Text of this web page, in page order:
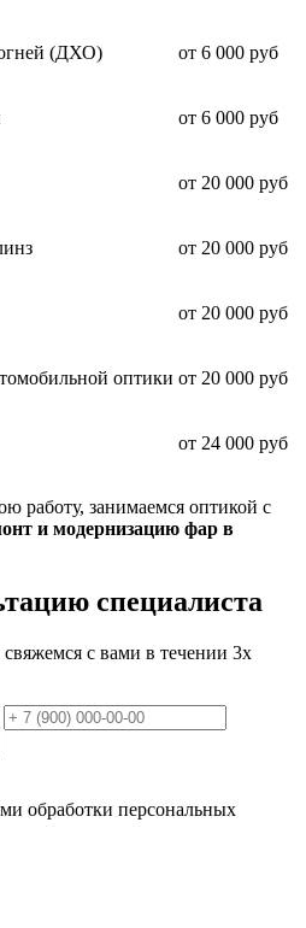
(ДХО) от 6 000 руб
от 6 000 руб
от 20 000 руб
от 20 000 руб
от 20 000 руб
оптики от 20 000 руб
от 24 000 руб
работу, занимаемся оптикой с
и модернизацию фар в
специалиста
с вами в течении 3х
обработки персональных